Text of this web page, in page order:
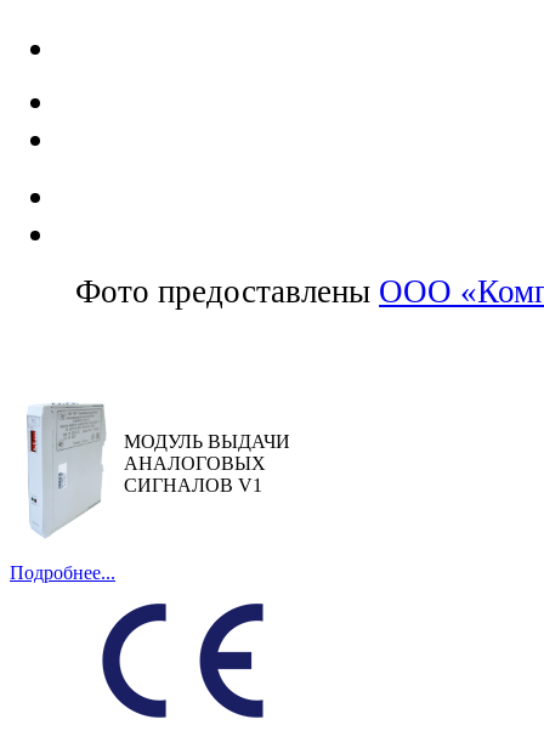
Фото предоставлены ООО
МОДУЛЬ ВЫДАЧИ
АНАЛОГОВЫХ
СИГНАЛОВ V1
Подробнее...